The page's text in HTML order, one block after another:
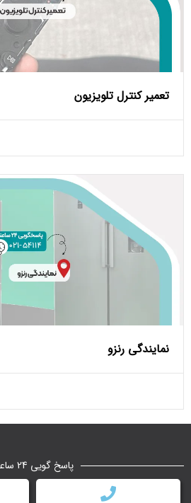
تعمیر کنترل تلویزیون
نمایندگی رنزو
پاسخ گویی 24 ساعته